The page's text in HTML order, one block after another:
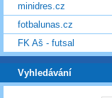
minidres.cz
fotbalunas.cz
FK Aš - futsal
Vyhledávání